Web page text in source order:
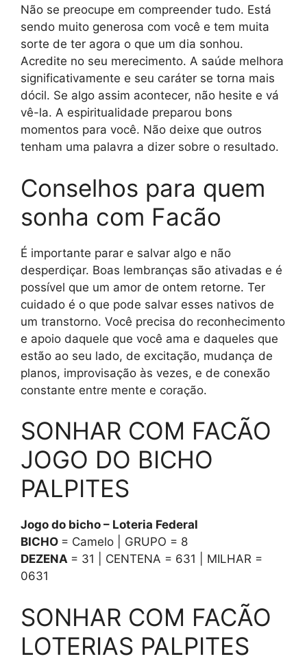
Não se preocupe em compreender tudo. Está
sendo muito generosa com você e tem muita
sorte de ter agora o que um dia sonhou.
Acredite no seu merecimento. A saúde melhora
significativamente e seu caráter se torna mais
dócil. Se algo assim acontecer, não hesite e vá
vê-la. A espiritualidade preparou bons
momentos para você. Não deixe que outros
tenham uma palavra a dizer sobre o resultado.
Conselhos para quem
sonha com Facão
É importante parar e salvar algo e não
desperdiçar. Boas lembranças são ativadas e é
possível que um amor de ontem retorne. Ter
cuidado é o que pode salvar esses nativos de
um transtorno. Você precisa do reconhecimento
e apoio daquele que você ama e daqueles que
estão ao seu lado, de excitação, mudança de
planos, improvisação às vezes, e de conexão
constante entre mente e coração.
SONHAR COM FACÃO
JOGO DO BICHO
PALPITES
Jogo do bicho – Loteria Federal
BICHO = Camelo | GRUPO = 8
DEZENA = 31 | CENTENA = 631 | MILHAR =
0631
SONHAR COM FACÃO
LOTERIAS PALPITES